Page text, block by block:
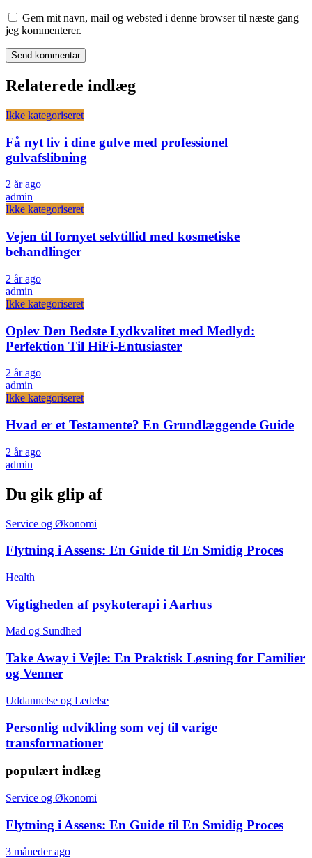
Gem mit navn, mail og websted i denne browser til næste gang
jeg kommenterer.
Relaterede indlæg
Ikke kategoriseret
Få nyt liv i dine gulve med professionel
gulvafslibning
2 år ago
admin
Ikke kategoriseret
Vejen til fornyet selvtillid med kosmetiske
behandlinger
2 år ago
admin
Ikke kategoriseret
Oplev Den Bedste Lydkvalitet med Medlyd:
Perfektion Til HiFi-Entusiaster
2 år ago
admin
Ikke kategoriseret
Hvad er et Testamente? En Grundlæggende Guide
2 år ago
admin
Du gik glip af
Service og Økonomi
Flytning i Assens: En Guide til En Smidig Proces
Health
Vigtigheden af psykoterapi i Aarhus
Mad og Sundhed
Take Away i Vejle: En Praktisk Løsning for Familier
og Venner
Uddannelse og Ledelse
Personlig udvikling som vej til varige
transformationer
populært indlæg
Service og Økonomi
Flytning i Assens: En Guide til En Smidig Proces
3 måneder ago